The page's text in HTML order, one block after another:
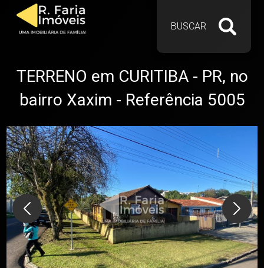
BUSCAR
TERRENO em CURITIBA - PR, no
bairro Xaxim - Referência 5005